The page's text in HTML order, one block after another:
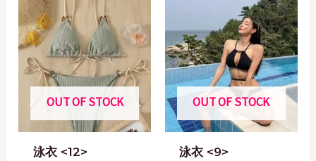
OUT OF STOCK
泳衣 <12>
OUT OF STOCK
泳衣 <9>